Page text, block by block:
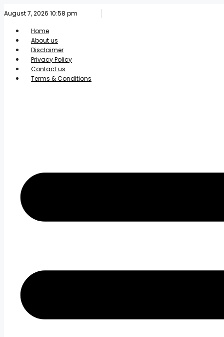
to
August 7, 2026 10:58 pm
Home
About us
Disclaimer
Privacy Policy
Contact us
Terms & Conditions